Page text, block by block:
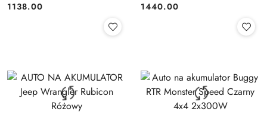
Cena:
1138.00 Cena:
1440.00